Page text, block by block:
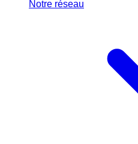
Notre réseau